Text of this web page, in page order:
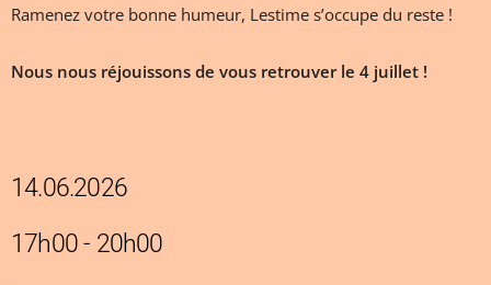
Ramenez votre bonne humeur, Lestime s’occupe du reste !
Nous nous réjouissons de vous retrouver le 4 juillet !
14.06.2026
17h00 - 20h00